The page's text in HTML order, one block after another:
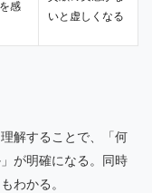
感
いと虚しくなる
解することで、「何
が明確になる。同時
わかる。